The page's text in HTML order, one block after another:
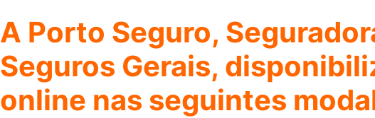
A Porto Seguro,
Seguros Gerais,
online nas seguintes